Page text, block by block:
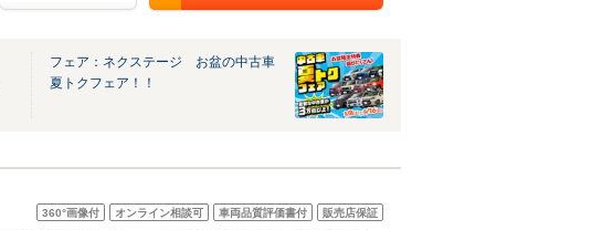
フェア：ネクステージ お盆の中古車
夏トクフェア！！
360°画像付 オンライン相談可 車両品質評価書付 販売店保証